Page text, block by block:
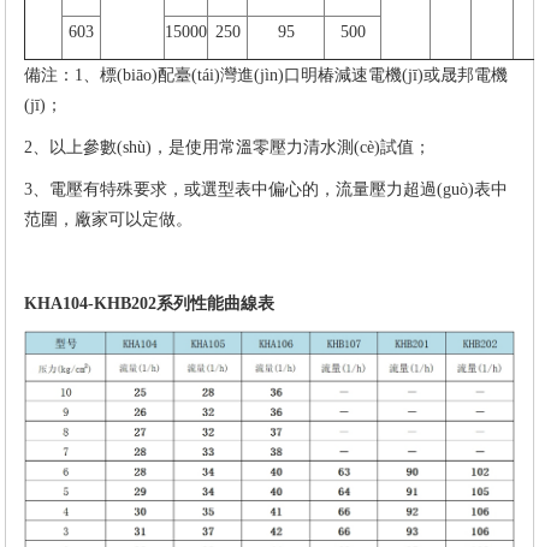
603 15000 250 95 500
備注：1、標(biāo)配臺(tái)灣進(jìn)口明椿減速電機(jī)或晟邦電機
(jī)；
2、以上參數(shù)，是使用常溫零壓力清水測(cè)試值；
3、電壓有特殊要求，或選型表中偏心的，流量壓力超過(guò)表中
范圍，廠家可以定做。
KHA104-KHB202系列性能曲線表